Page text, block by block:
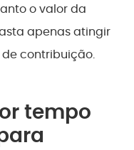
o valor da
apenas atingir
contribuição.
tempo